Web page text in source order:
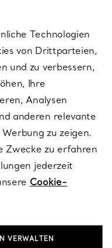
Technologien
von Drittparteien,
und zu verbessern,
Ihre
Analysen
anderen relevante
zu zeigen.
Zwecke zu erfahren
jederzeit
Cookie-
VERWALTEN